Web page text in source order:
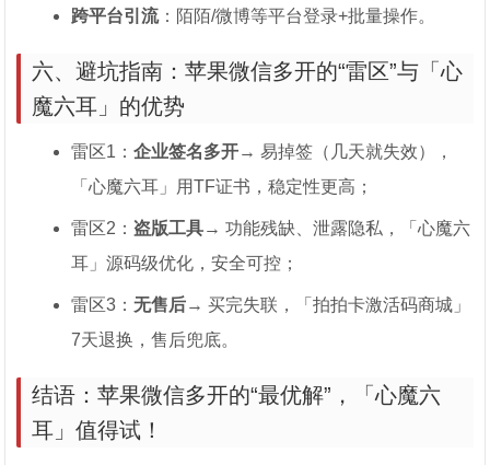
跨平台引流：陌陌/微博等平台登录+批量操作。
六、避坑指南：苹果微信多开的“雷区”与「心
魔六耳」的优势
雷区1：企业签名多开→ 易掉签（几天就失效），
「心魔六耳」用TF证书，稳定性更高；
雷区2：盗版工具→ 功能残缺、泄露隐私，「心魔六
耳」源码级优化，安全可控；
雷区3：无售后→ 买完失联，「拍拍卡激活码商城」
7天退换，售后兜底。
结语：苹果微信多开的“最优解”，「心魔六
耳」值得试！